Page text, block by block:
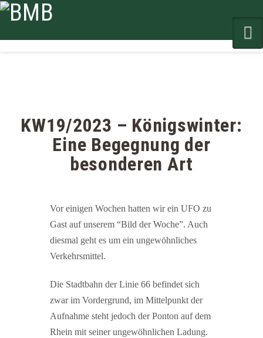
KW19/2023 – Königswinter:
Eine Begegnung der
besonderen Art
Vor einigen Wochen hatten wir ein UFO zu
Gast auf unserem “Bild der Woche”. Auch
diesmal geht es um ein ungewöhnliches
Verkehrsmittel.
Die Stadtbahn der Linie 66 befindet sich
zwar im Vordergrund, im Mittelpunkt der
Aufnahme steht jedoch der Ponton auf dem
Rhein mit seiner ungewöhnlichen Ladung.